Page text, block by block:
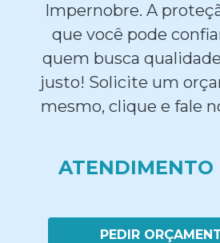
Impernobre. A
que você pode
quem busca
justo! Solicite um
mesmo, clique e fale
ATENDIMENTO
PEDIR